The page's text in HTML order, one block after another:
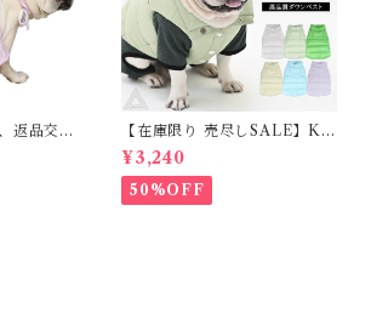
返品交換
ンチブ
【在庫限り 売尽しSALE】K
M952Tダウンベスト 100%ダ
ウン・フェザー 犬 犬服 ダウン
ジャケット ベスト フレンチブ
ルドッグ 冬服 極暖 暖かい 可
¥3,240
50%OFF